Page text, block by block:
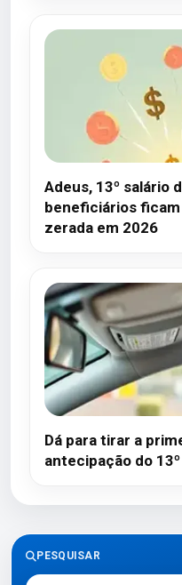
Adeus, 13º salário
beneficiários
zerada em 2026
Dá para tirar a
antecipação do
PESQUISAR